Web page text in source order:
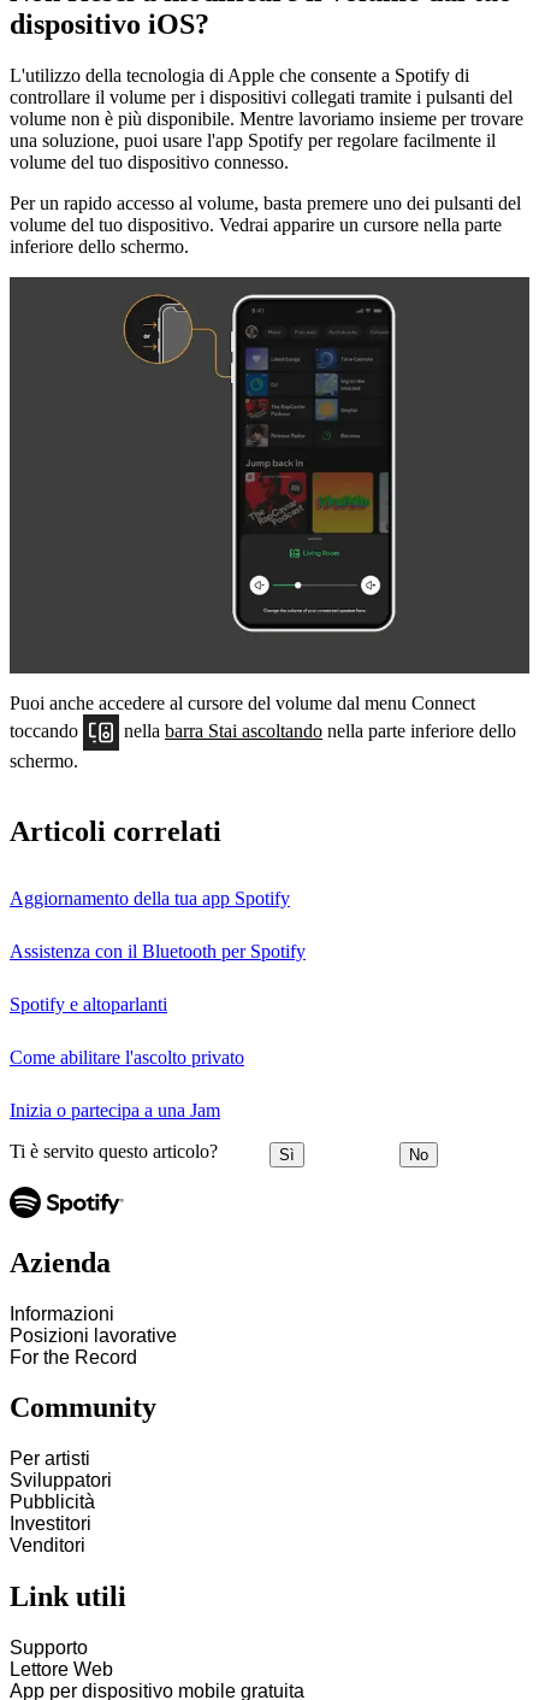
dispositivo iOS?
L'utilizzo della tecnologia di Apple che consente a Spotify di
controllare il volume per i dispositivi collegati tramite i pulsanti del
volume non è più disponibile. Mentre lavoriamo insieme per trovare
una soluzione, puoi usare l'app Spotify per regolare facilmente il
volume del tuo dispositivo connesso.
Per un rapido accesso al volume, basta premere uno dei pulsanti del
volume del tuo dispositivo. Vedrai apparire un cursore nella parte
inferiore dello schermo.
Puoi anche accedere al cursore del volume dal menu Connect
toccando
nella barra Stai ascoltando nella parte inferiore dello
schermo.
Articoli correlati
Aggiornamento della tua app Spotify
Assistenza con il Bluetooth per Spotify
Spotify e altoparlanti
Come abilitare l'ascolto privato
Inizia o partecipa a una Jam
Ti è servito questo articolo? Sì No
Azienda
Informazioni
Posizioni lavorative
For the Record
Community
Per artisti
Sviluppatori
Pubblicità
Investitori
Venditori
Link utili
Supporto
Lettore Web
App per dispositivo mobile gratuita